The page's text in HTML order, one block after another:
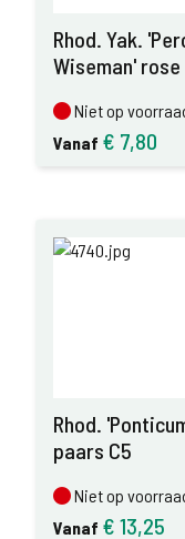
Rhod. Yak.
Wiseman' rose
Niet op voorraad
Niet op
Vanaf € 7,80
Rhod.
paars C5
Niet op voorraad
Niet op
Vanaf € 13,25